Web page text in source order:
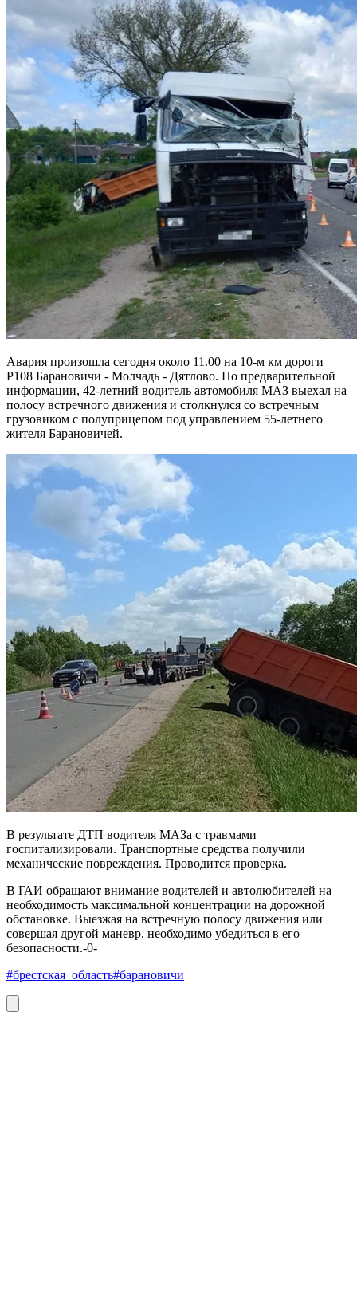
Авария произошла сегодня около 11.00 на 10-м км дороги
Р108 Барановичи - Молчадь - Дятлово. По предварительной
информации, 42-летний водитель автомобиля МАЗ выехал на
полосу встречного движения и столкнулся со встречным
грузовиком с полуприцепом под управлением 55-летнего
жителя Барановичей.
В результате ДТП водителя МАЗа с травмами
госпитализировали. Транспортные средства получили
механические повреждения. Проводится проверка.
В ГАИ обращают внимание водителей и автолюбителей на
необходимость максимальной концентрации на дорожной
обстановке. Выезжая на встречную полосу движения или
совершая другой маневр, необходимо убедиться в его
безопасности.-0-
#брестская_область#барановичи